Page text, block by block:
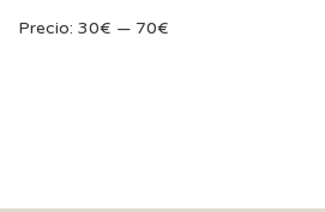
Precio: 30€ — 70€